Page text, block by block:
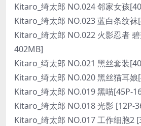
Kitaro_绮太郎 NO.024 邻家女孩
Kitaro_绮太郎 NO.023 蓝白条纹
Kitaro_绮太郎 NO.022 火影忍者
402MB]
Kitaro_绮太郎 NO.021 黑丝套装
Kitaro_绮太郎 NO.020 黑丝猫耳
Kitaro_绮太郎 NO.019 黑喵[45P-
Kitaro_绮太郎 NO.018 光影 [12P-
Kitaro_绮太郎 NO.017 工作细胞2